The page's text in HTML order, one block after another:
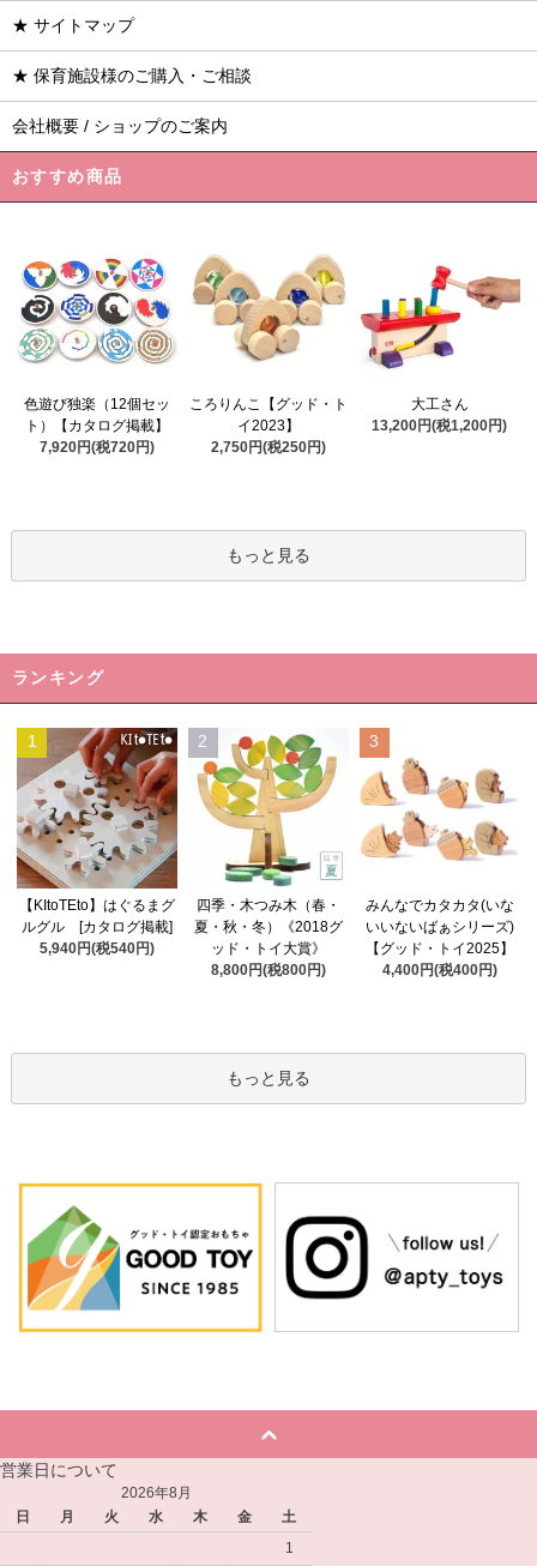
★ サイトマップ
★ 保育施設様のご購入・ご相談
会社概要 / ショップのご案内
おすすめ商品
色遊び独楽（12個セッ
ト）【カタログ掲載】
7,920円(税720円)
ころりんこ【グッド・ト
イ2023】
2,750円(税250円)
大工さん
13,200円(税1,200円)
もっと見る
ランキング
1
【KItoTEto】はぐるまグ
ルグル [カタログ掲載]
5,940円(税540円)
2
四季・木つみ木（春・
夏・秋・冬）《2018グ
ッド・トイ大賞》
8,800円(税800円)
3
みんなでカタカタ(いな
いいないばぁシリーズ)
【グッド・トイ2025】
4,400円(税400円)
もっと見る
営業日について
2026年8月
日
月 火 水 木 金
土
1